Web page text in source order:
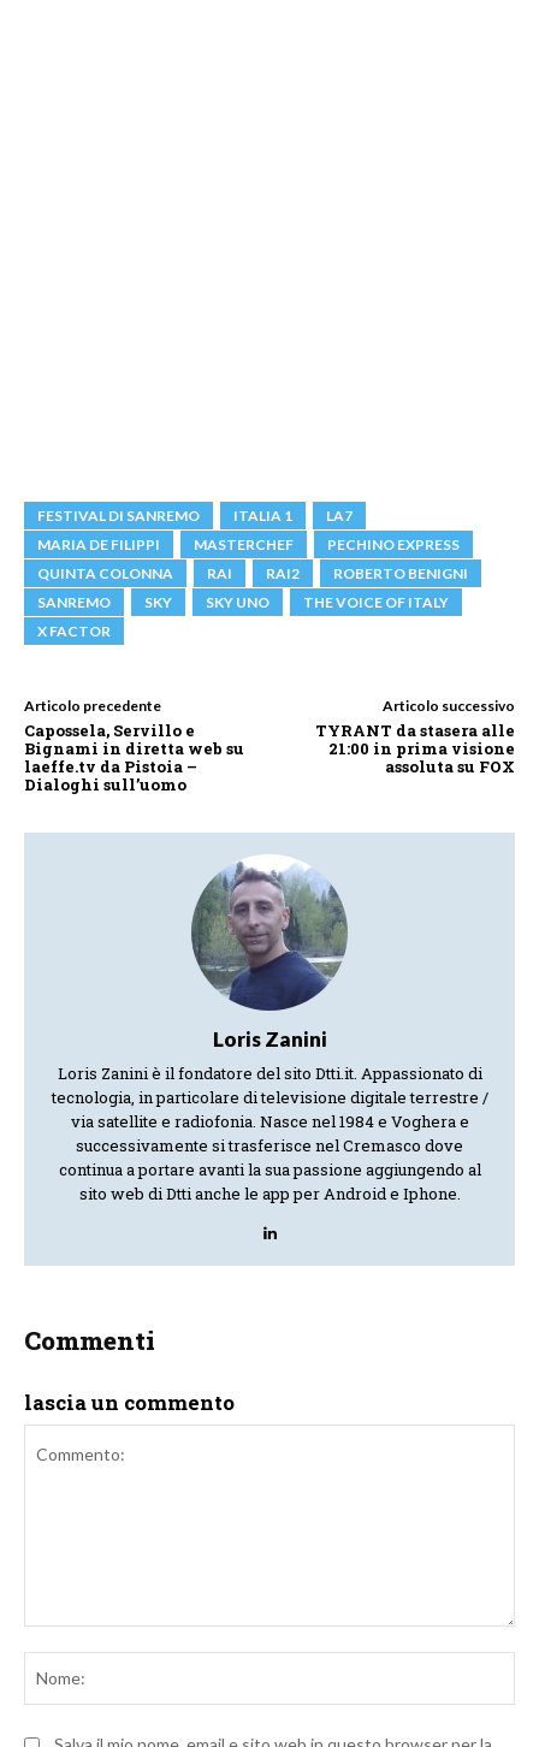
FESTIVAL DI SANREMO ITALIA 1
LA7
MARIA DE FILIPPI
MASTERCHEF
PECHINO EXPRESS
QUINTA COLONNA
RAI RAI2
ROBERTO BENIGNI
SANREMO
SKY SKY UNO
THE VOICE OF ITALY
X FACTOR
Articolo precedente
Capossela, Servillo e
Bignami in diretta web su
laeffe.tv da Pistoia –
Dialoghi sull’uomo
Articolo successivo
TYRANT da stasera alle
21:00 in prima visione
assoluta su FOX
Loris Zanini
Loris Zanini è il fondatore del sito Dtti.it. Appassionato di
tecnologia, in particolare di televisione digitale terrestre /
via satellite e radiofonia. Nasce nel 1984 e Voghera e
successivamente si trasferisce nel Cremasco dove
continua a portare avanti la sua passione aggiungendo al
sito web di Dtti anche le app per Android e Iphone.
Commenti
lascia un commento